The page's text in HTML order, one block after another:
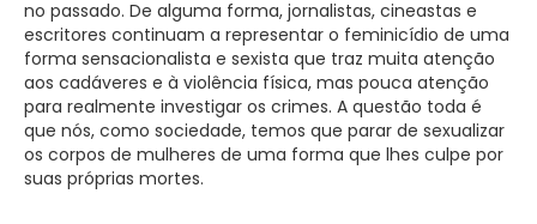
no passado. De alguma forma, jornalistas, cineastas e
escritores continuam a representar o feminicídio de uma
forma sensacionalista e sexista que traz muita atenção
aos cadáveres e à violência física, mas pouca atenção
para realmente investigar os crimes. A questão toda é
que nós, como sociedade, temos que parar de sexualizar
os corpos de mulheres de uma forma que lhes culpe por
suas próprias mortes.